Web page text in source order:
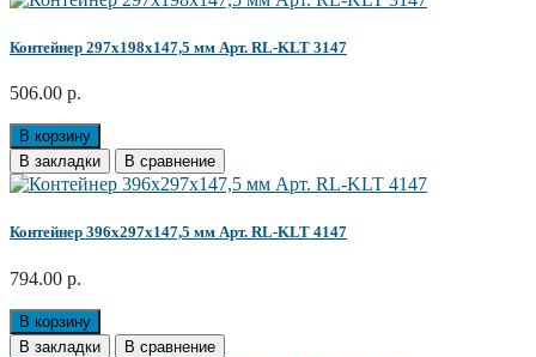
Контейнер 297х198х147,5 мм Арт. RL-KLT 3147
506.00 р.
В корзину
В закладки
В сравнение
Контейнер 396х297х147,5 мм Арт. RL-KLT 4147
794.00 р.
В корзину
В закладки
В сравнение